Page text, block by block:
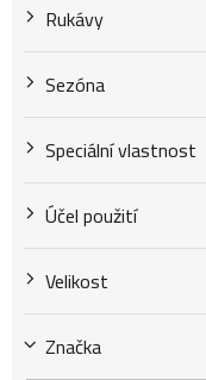
Rukávy
Sezóna
Speciální vlastnost
Účel použití
Velikost
Značka